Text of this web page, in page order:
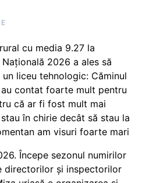
cu media 9.27 la
Națională 2026 a ales să
un liceu tehnologic: Căminul
contat foarte mult pentru
că ar fi fost mult mai
în chirie decât să stau la
am visuri foarte mari
Începe sezonul numirilor
directorilor și inspectorilor